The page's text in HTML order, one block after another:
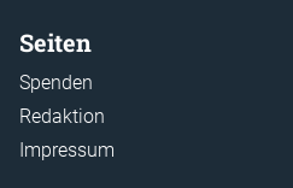
Seiten
Spenden
Redaktion
Impressum